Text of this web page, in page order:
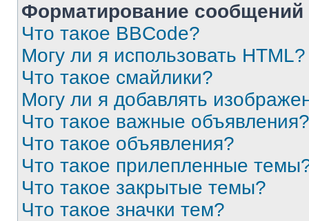
Форматирование
Что такое BBCode?
Могу ли я использовать HTML?
Что такое смайлики?
Могу ли я добавлять
Что такое важные объявления?
Что такое объявления?
Что такое прилепленные
Что такое закрытые темы?
Что такое значки тем?